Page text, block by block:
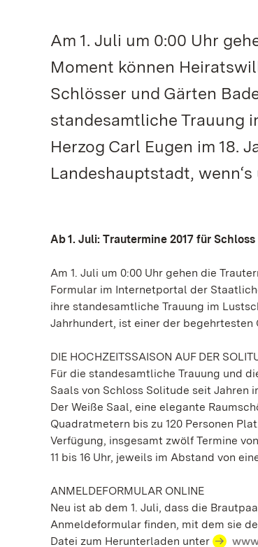
Am 1. Juli um 0:00 Uhr
Moment können
Schlösser und Gärten
standesamtliche Trauung
Herzog Carl Eugen im 18.
Landeshauptstadt,
Ab 1. Juli: Trautermine 2017 für
Am 1. Juli um 0:00 Uhr gehen die
Formular im Internetportal der
ihre standesamtliche Trauung im
Jahrhundert, ist einer der begehrtesten
DIE HOCHZEITSSAISON AUF DER
Für die standesamtliche Trauung und
Saals von Schloss Solitude seit Jahren
Der Weiße Saal, eine elegante
Quadratmetern bis zu 120 Personen
Verfügung, insgesamt zwölf Termine
11 bis 16 Uhr, jeweils im Abstand von
ANMELDEFORMULAR ONLINE
Neu ist ab dem 1. Juli, dass die
Anmeldeformular finden, mit dem sie
Datei zum Herunterladen unter